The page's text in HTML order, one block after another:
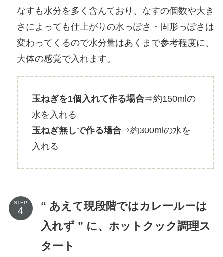
なすも水分を多く含んており、なすの個数や大き
さによっても仕上がりの水っぽさ・固形っぽさは
変わってくるので水分量はあくまで参考程度に、
大体の感覚で入れます。
玉ねぎを1個入れて作る場合⇒約150mlの
水を入れる
玉ねぎ無しで作る場合⇒約300mlの水を
入れる
STEP
“ あえて現段階ではカレールーは
入れず ” に、ホットクック調理ス
タート